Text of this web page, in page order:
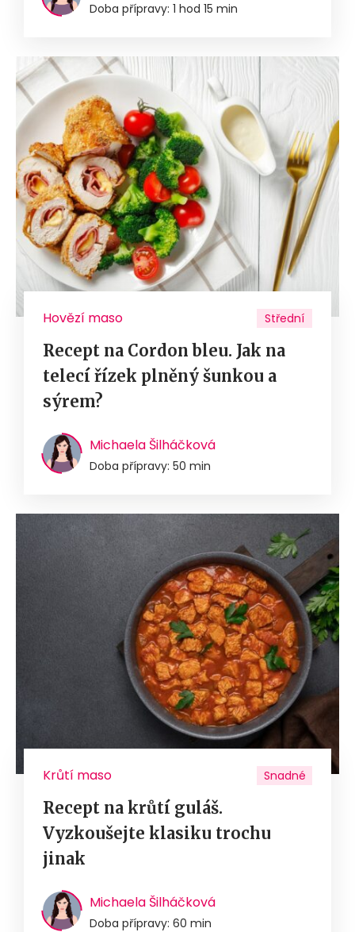
Doba přípravy: 1 hod 15 min
Hovězí maso Střední
Recept na Cordon bleu. Jak na
telecí řízek plněný šunkou a
sýrem?
Michaela Šilháčková
Doba přípravy: 50 min
Krůtí maso Snadné
Recept na krůtí guláš.
Vyzkoušejte klasiku trochu
jinak
Michaela Šilháčková
Doba přípravy: 60 min